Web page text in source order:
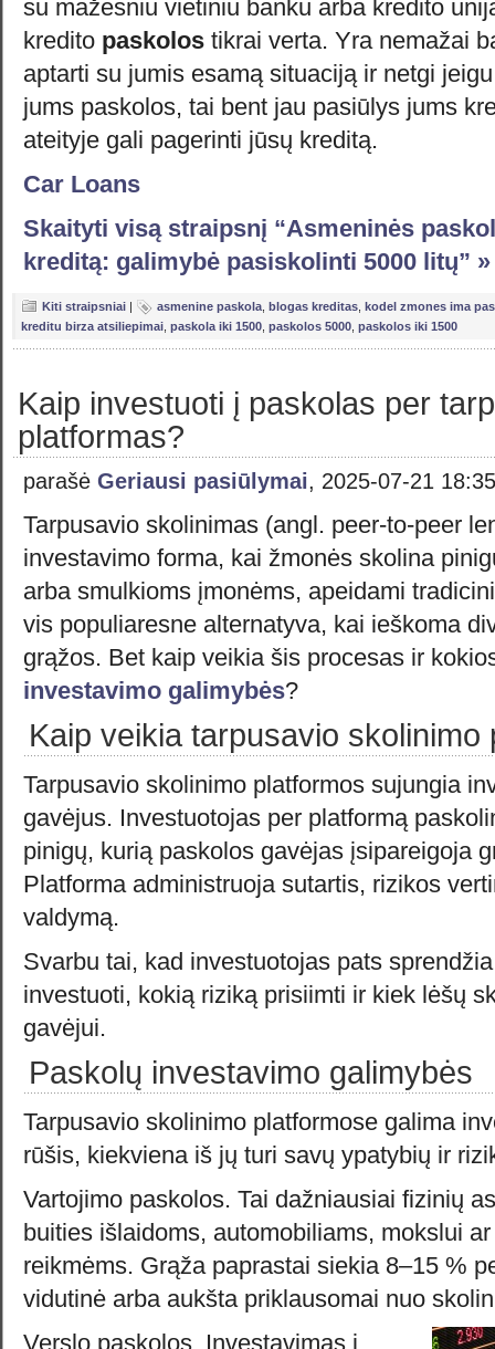
su mažesniu vietiniu banku arba kredito
kredito paskolos tikrai verta. Yra nemažai
aptarti su jumis esamą situaciją ir netgi
jums paskolos, tai bent jau pasiūlys jums
ateityje gali pagerinti jūsų kreditą.
Car Loans
Skaityti visą straipsnį “Asmeninės
kreditą: galimybė pasiskolinti 5000 litų” »
Kiti straipsniai asmenine paskola blogas kreditas
kodel zmones ima
kreditu birza atsiliepimai paskola iki 1500 paskolos 5000 paskolos iki 1500
Kaip investuoti į paskolas per
platformas?
parašė Geriausi pasiūlymai, 2025-07-21 18:35
Tarpusavio skolinimas (angl. peer-to-peer
investavimo forma, kai žmonės skolina
arba smulkioms įmonėms, apeidami
vis populiaresne alternatyva, kai ieškoma
grąžos. Bet kaip veikia šis procesas ir
investavimo galimybės?
Kaip veikia tarpusavio skolinimo
Tarpusavio skolinimo platformos sujungia
gavėjus. Investuotojas per platformą
pinigų, kurią paskolos gavėjas įsipareigoja
Platforma administruoja sutartis, rizikos
valdymą.
Svarbu tai, kad investuotojas pats
investuoti, kokią riziką prisiimti ir kiek lėšų
gavėjui.
Paskolų investavimo galimybės
Tarpusavio skolinimo platformose galima
rūšis, kiekviena iš jų turi savų ypatybių ir
Vartojimo paskolos. Tai dažniausiai fizinių
buities išlaidoms, automobiliams, mokslui
reikmėms. Grąža paprastai siekia 8–15 %
vidutinė arba aukšta priklausomai nuo
Verslo paskolos. Investavimas į